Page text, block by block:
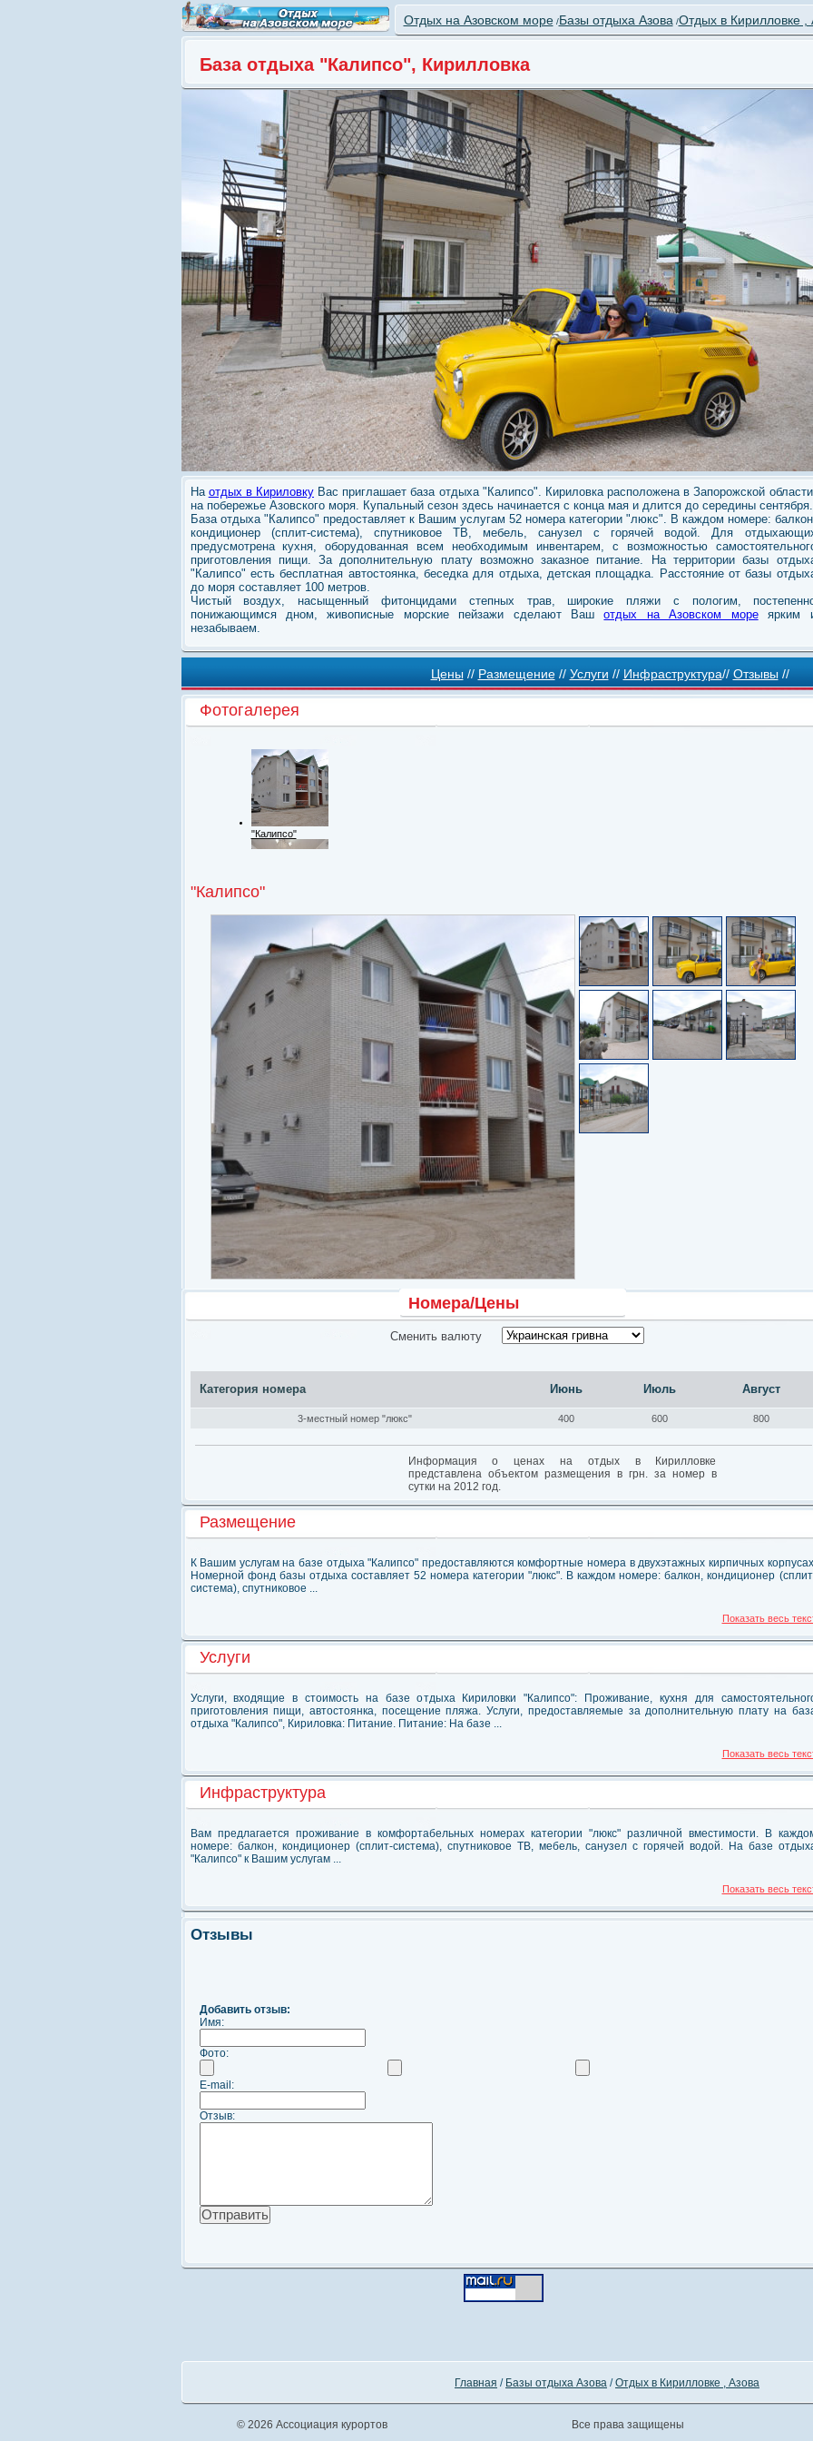
Отдых на Азовском море/Базы отдыха Азова /Отдых в Кирилловке ,
База отдыха "Калипсо", Кирилловка
На отдых в КириловкуВас приглашает база отдыха "Калипсо". Кириловка расположена в Запорожской
на побережье Азовского моря. Купальный сезон здесь начинается с конца мая и длится до середины сентября.
База отдыха "Калипсо" предоставляет к Вашим услугам 52 номера категории "люкс". В каждом номере:
кондиционер (сплит-система), спутниковое ТВ, мебель, санузел с горячей водой. Для
предусмотрена кухня, оборудованная всем необходимым инвентарем, с возможностью
приготовления пищи. За дополнительную плату возможно заказное питание. На территории базы
"Калипсо" есть бесплатная автостоянка, беседка для отдыха, детская площадка. Расстояние от базы
до моря составляет 100 метров.
Чистый воздух, насыщенный фитонцидами степных трав, широкие пляжи с пологим,
понижающимся дном, живописные морские пейзажи сделают Вашотдых на Азовском мореярким
незабываем.
Цены // Размещение// Услуги // Инфраструктура// Отзывы //
Фотогалерея
"Калипсо"
Территория
"Калипсо"
Номера/Цены
Сменить валюту
Категория номера Июнь Июль Август
3-местный номер "люкс" 400 600 800
Информация о ценах на отдых в Кирилловке
представлена объектом размещения в грн. за номер в
сутки на 2012 год.
Размещение
К Вашим услугам на базе отдыха "Калипсо" предоставляются комфортные номера в двухэтажных кирпичных
Номерной фонд базы отдыха составляет 52 номера категории "люкс". В каждом номере: балкон, кондиционер
система), спутниковое ...
Показать весь
Услуги
Услуги, входящие в стоимость на базе отдыха Кириловки "Калипсо": Проживание, кухня для
приготовления пищи, автостоянка, посещение пляжа. Услуги, предоставляемые за дополнительную плату на
отдыха "Калипсо", Кириловка: Питание. Питание: На базе ...
Показать весь
Инфраструктура
Вам предлагается проживание в комфортабельных номерах категории "люкс" различной вместимости. В
номере: балкон, кондиционер (сплит-система), спутниковое ТВ, мебель, санузел с горячей водой. На базе
"Калипсо" к Вашим услугам ...
Показать весь
Отзывы
Добавить отзыв:
Имя:
Фото:
E-mail:
Отзыв:
Главная / Базы отдыха Азова /Отдых в Кирилловке , Азова
© 2026 Ассоциация курортов Все права защищены